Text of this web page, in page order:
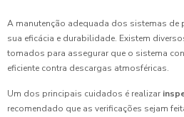
A manutenção adequada dos sistemas de
sua eficácia e durabilidade. Existem
tomados para assegurar que o sistema
eficiente contra descargas atmosféricas.
Um dos principais cuidados é realizar
recomendado que as verificações sejam